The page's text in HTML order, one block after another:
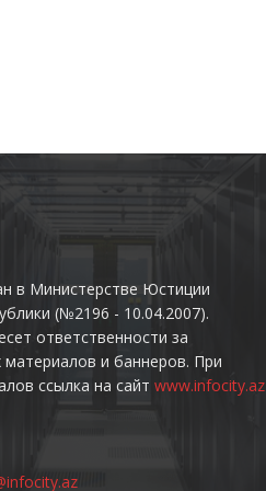
в Министерстве Юстиции
(№2196 - 10.04.2007).
ответственности за
и баннеров. При
ссылка на сайт www.infocity.az